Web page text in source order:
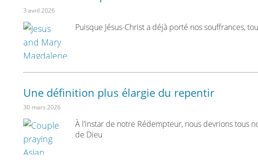
3 avril 2026
Puisque Jésus-Christ a déjà porté nos souffrances,
Une définition plus élargie du repentir
30 mars 2026
À l’instar de notre Rédempteur, nous devrions tous
de Dieu